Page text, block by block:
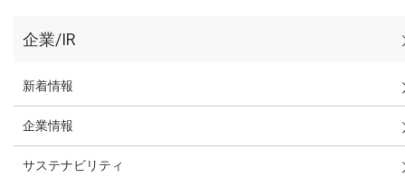
企業/IR
新着情報
企業情報
サステナビリティ